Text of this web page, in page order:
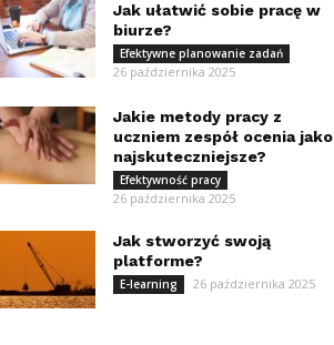
Jak ułatwić sobie pracę w
biurze?
Efektywne planowanie zadań
26 października 2025
Jakie metody pracy z
uczniem zespół ocenia jako
najskuteczniejsze?
Efektywność pracy
26 października 2025
Jak stworzyć swoją
platforme?
E-learning 26 października 2025